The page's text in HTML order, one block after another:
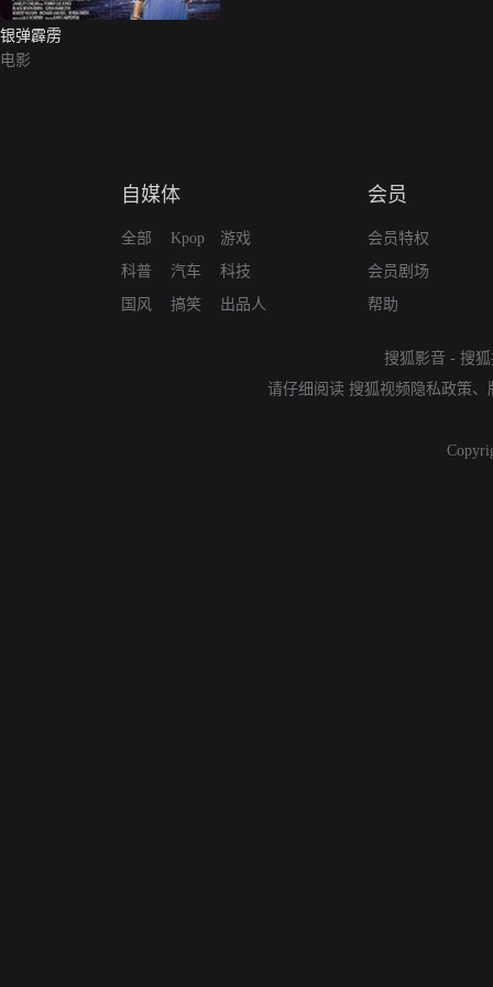
银弹霹雳
电影
自媒体
全部
科普
国风
Kpop
汽车
搞笑
游戏
科技
出品人
会员
会员特权
会员剧场
帮助
搜狐影音 - 搜
请仔细阅读 搜狐视频隐私政策、